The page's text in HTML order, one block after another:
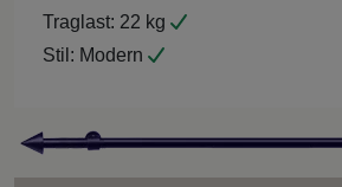
Traglast: 22 kg
Stil: Modern